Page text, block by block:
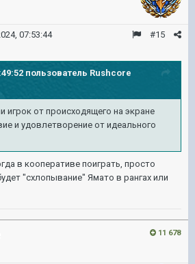
#15
07:53:44
пользователь Rushcore
игрок от происходящего на экране
и удовлетворение от идеального
в кооперативе поиграть, просто
"схлопывание" Ямато в рангах или
11 678